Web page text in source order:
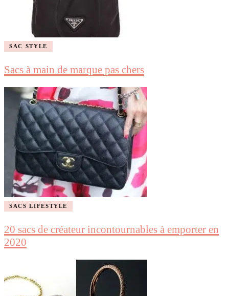
SAC STYLE
Sacs à main de marque pas chers
SACS LIFESTYLE
20 sacs de créateur incontournables à emporter en
2020